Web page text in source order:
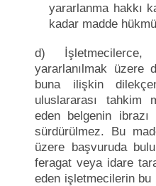
yararlanma hakkı
kadar madde
d)
yararlanılmak üzere
buna ilişkin
uluslararası tahkim
eden belgenin
sürdürülmez. Bu
üzere başvuruda
feragat veya idare
eden işletmecilerin